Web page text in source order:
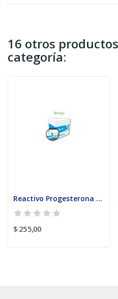
16 otros
categoría:
Reactivo Progesterona ( Reactivo PROG ) Caja...
$ 255,00